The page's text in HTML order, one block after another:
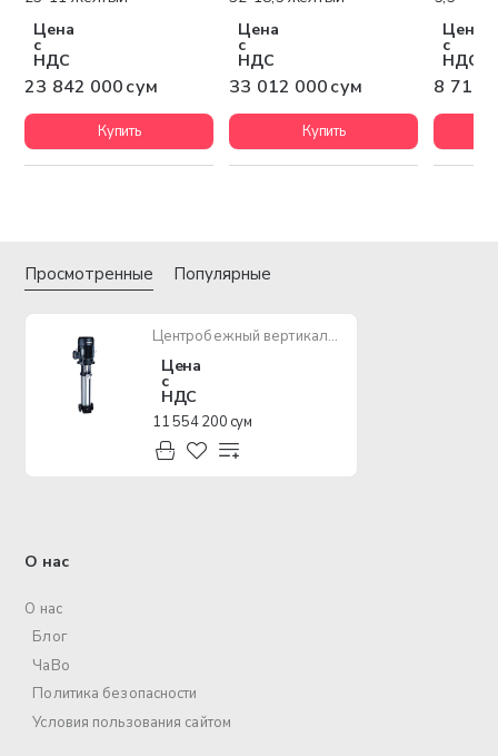
Цена
с
НДС
23 842 000 сум
Купить
Цена
с
НДС
33 012 000 сум
Купить
Цена
с
НДС
8 711
Просмотренные Популярные
Центробежный вертикальный насос SHIMGE BLT20-3
Цена
с
НДС
11 554 200 сум
О нас
О нас
Блог
ЧаВо
Политика безопасности
Условия пользования сайтом